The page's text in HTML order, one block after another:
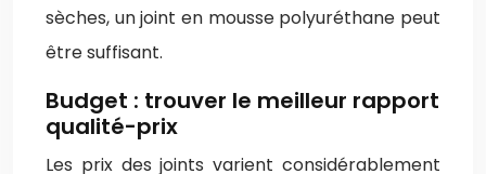
sèches, un joint en mousse polyuréthane peut
être suffisant.
Budget : trouver le meilleur rapport
qualité-prix
Les prix des joints varient considérablement